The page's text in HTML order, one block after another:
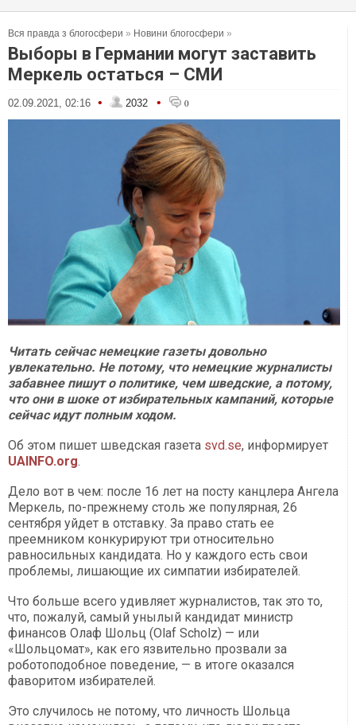
Вся правда з блогосфери » Новини блогосфери »
Выборы в Германии могут заставить
Меркель остаться – СМИ
02.09.2021, 02:16 • 2032 • 0
Читать сейчас немецкие газеты довольно
увлекательно. Не потому, что немецкие журналисты
забавнее пишут о политике, чем шведские, а потому,
что они в шоке от избирательных кампаний, которые
сейчас идут полным ходом.
Об этом пишет шведская газета svd.se, информирует
UAINFO.org.
Дело вот в чем: после 16 лет на посту канцлера Ангела
Меркель, по-прежнему столь же популярная, 26
сентября уйдет в отставку. За право стать ее
преемником конкурируют три относительно
равносильных кандидата. Но у каждого есть свои
проблемы, лишающие их симпатии избирателей.
Что больше всего удивляет журналистов, так это то,
что, пожалуй, самый унылый кандидат министр
финансов Олаф Шольц (Olaf Scholz) — или
«Шольцомат», как его язвительно прозвали за
роботоподобное поведение, — в итоге оказался
фаворитом избирателей.
Это случилось не потому, что личность Шольца